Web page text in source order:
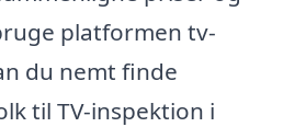
platformen tv-
du nemt finde
til TV-inspektion i